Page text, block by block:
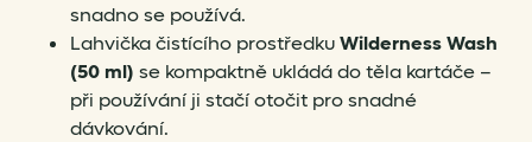
snadno se používá.
Lahvička čistícího prostředkuWilderness Wash
(50 ml) se kompaktně ukládá do těla kartáče –
při používání ji stačí otočit pro snadné
dávkování.